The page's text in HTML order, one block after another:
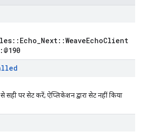
पर सेट करें; ऐप्लिकेशन द्वारा सेट नहीं किया